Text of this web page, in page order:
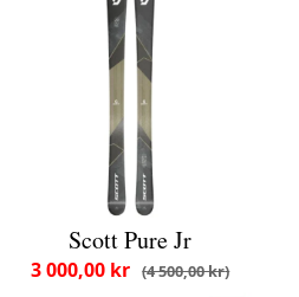
Scott Pure Jr
4 500,00 kr
3 000,00 kr